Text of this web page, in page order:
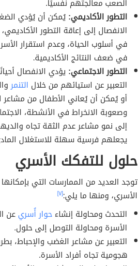
الصعب معالجتهم نفسيًا.
التطور الأكاديمي:يُمكن أن يُؤدي
الانفصال إلى إعاقة التطور
في أسلوب الحياة، وعدم استقرار
في ضعف النتائج الأكاديمية.
التطور الاجتماعي: يؤدي الانفصال
التعبير عن استيائهم من خلال التنمر
أو يُمكن أن يُعاني الأطفال من مشاعر
وصعوبة الانخراط في الأنشطة،
إلى نمو مشاعر عدم الثقة تجاه
يجعلهم فرسية سهلة للاستغلال
حلول للتفكك الأسري
توجد العديد من الممارسات التي
الأسري، ومنها ما يلي:[٧]
التحدث ومحاولة إنشاءحوار أُسريعن
الأسرة ومحاولة التوصل إلى حلول.
التعبير عن مشاعر الغضب والإحباط،
هجومية تجاه أفراد الأسرة.